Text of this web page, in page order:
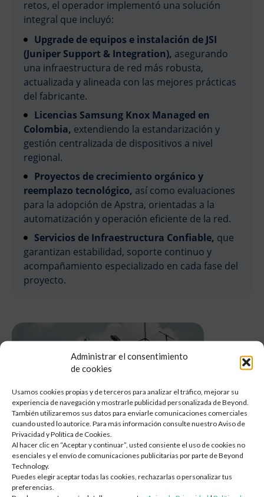
Global Eng Esp
Asesoría y Consultoría en TI
Estrategia de TI y Hoja de Ruta Tecnológica
Caso de Negocio y Análisis de ROI
Diseño de Plataforma de Observabilidad
Gestión del Cambio Organizacional en TI
Transformación Digital y en la
Nube
Arquitectura y Migración a la Nube
Diseño e Implementación de SD-WAN / SD-LAN
Evaluación de Preparación y TCO en la Nube
Planes de Migración por Oleadas — Lift/Shift, Re-plataforma,
Re-arquitectura
Diseño de Infraestructura de Red (LAN/WAN/WiFi)
Administrar el consentimiento
de cookies
Usamos cookies propias y de terceros para analizar el tráfico, mejorar su
experiencia de navegación y mostrarle publicidad personalizada de Beyond.
También utilizaremos sus datos para enviarle comunicaciones comerciales
cuando usted lo autorice. Para más información consulte nuestro Aviso de
Privacidad y Política de Cookies.
Al hacer clic en “Aceptar y continuar”, usted consiente el uso de cookies no
esenciales y el envío de comunicaciones publicitarias por parte de Beyond
Technology.
Puedes elegir aceptar todas las cookies, rechazarlas o personalizar tus
preferencias.
retos, el operador implementó una solución
integral que incluyó:
Upgrade de equipos e instalación de JSI
(Juniper Support & Integration), asegurando
una infraestructura de red más robusta,
actualizada y alineada con las mejores prácticas
del fabricante.
Licencias Samsung Knox Managed en
Colombia, extendiendo la estandarización y
gestión centralizada de dispositivos a nivel
regional.
Proyectos de crecimiento orgánico y
reemplazo tecnológico, así como evaluaciones
para la adopción de Apstra, orientadas a la
automatización y operación eficiente de la red.
Servicios de Infraestructura Confiable, que
garantizan estabilidad, soporte continuo y
acompañamiento especializado en cada fase del
proyecto.
Plan de Crecimiento
El operador planea continuar con proyectos de